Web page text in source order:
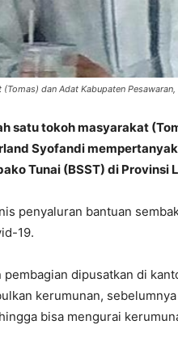
dan Adat Kabupaten
satu tokoh masyarakat
Syofandi
Tunai (BSST) di
penyaluran bantuan
19.
pembagian dipusatkan di
kerumunan,
bisa mengurai